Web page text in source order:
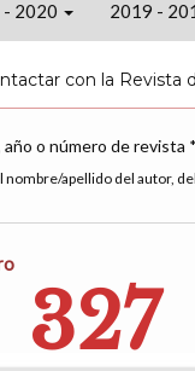
2020 2019 -
con la Revista
o número de revista *
apellido del autor,
327